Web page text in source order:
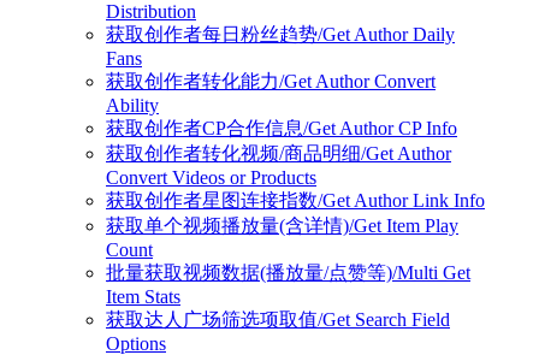
Distribution
获取创作者每日粉丝趋势/Get Author Daily
Fans
获取创作者转化能力/Get Author Convert
Ability
获取创作者CP合作信息/Get Author CP Info
获取创作者转化视频/商品明细/Get Author
Convert Videos or Products
获取创作者星图连接指数/Get Author Link Info
获取单个视频播放量(含详情)/Get Item Play
Count
批量获取视频数据(播放量/点赞等)/Multi Get
Item Stats
获取达人广场筛选项取值/Get Search Field
Options